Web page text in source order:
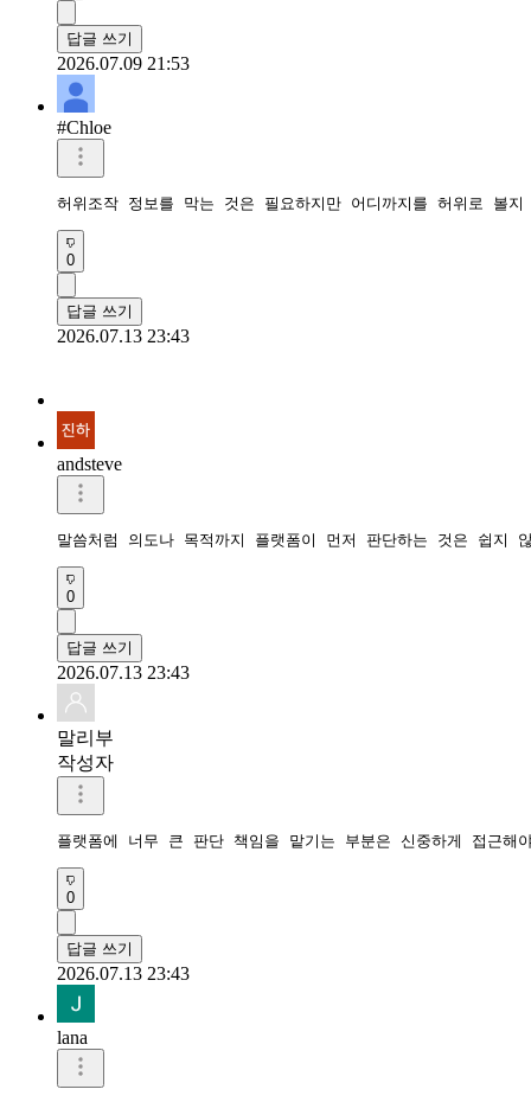
답글 쓰기
2026.07.09 21:53
#Chloe
허위조작 정보를 막는 것은 필요하지만 어디까지를 허위로 볼
0
답글 쓰기
2026.07.13 23:43
andsteve
말씀처럼 의도나 목적까지 플랫폼이 먼저 판단하는 것은 쉽
0
답글 쓰기
2026.07.13 23:43
말리부
작성자
플랫폼에 너무 큰 판단 책임을 맡기는 부분은 신중하게 접근
0
답글 쓰기
2026.07.13 23:43
lana